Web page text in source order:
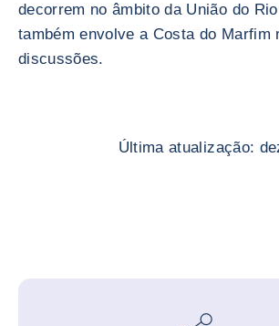
decorrem no âmbito da União do
também envolve a Costa do Marfim
discussões.
Última atualização: